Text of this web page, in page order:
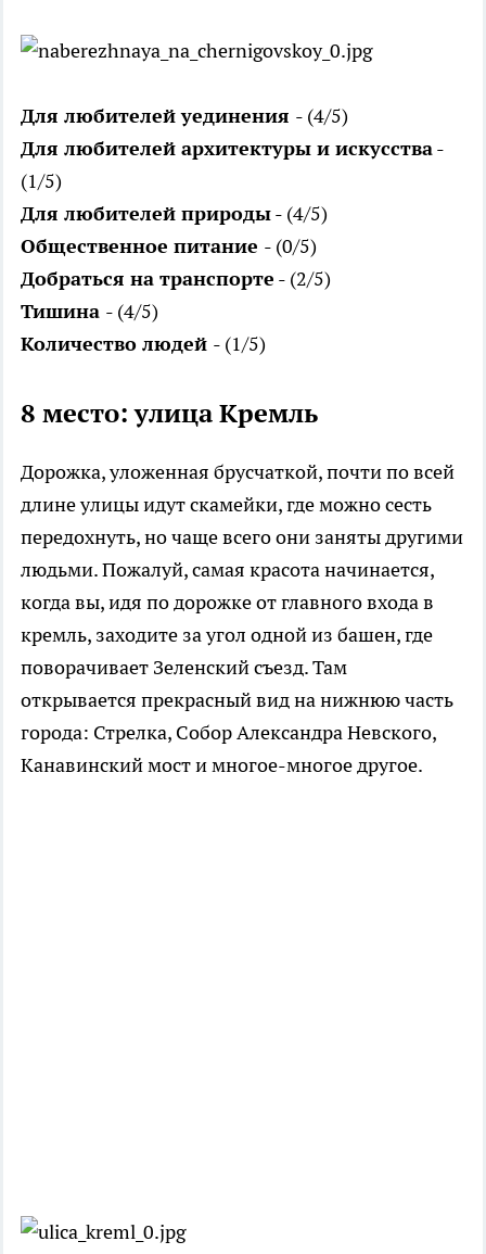
Для любителей уединения - (4/5)
Для любителей архитектуры и искусства-
(1/5)
Для любителей природы- (4/5)
Общественное питание - (0/5)
Добраться на транспорте - (2/5)
Тишина - (4/5)
Количество людей - (1/5)
8 место: улица Кремль
Дорожка, уложенная брусчаткой, почти по всей
длине улицы идут скамейки, где можно сесть
передохнуть, но чаще всего они заняты другими
людьми. Пожалуй, самая красота начинается,
когда вы, идя по дорожке от главного входа в
кремль, заходите за угол одной из башен, где
поворачивает Зеленский съезд. Там
открывается прекрасный вид на нижнюю часть
города: Стрелка, Собор Александра Невского,
Канавинский мост и многое-многое другое.